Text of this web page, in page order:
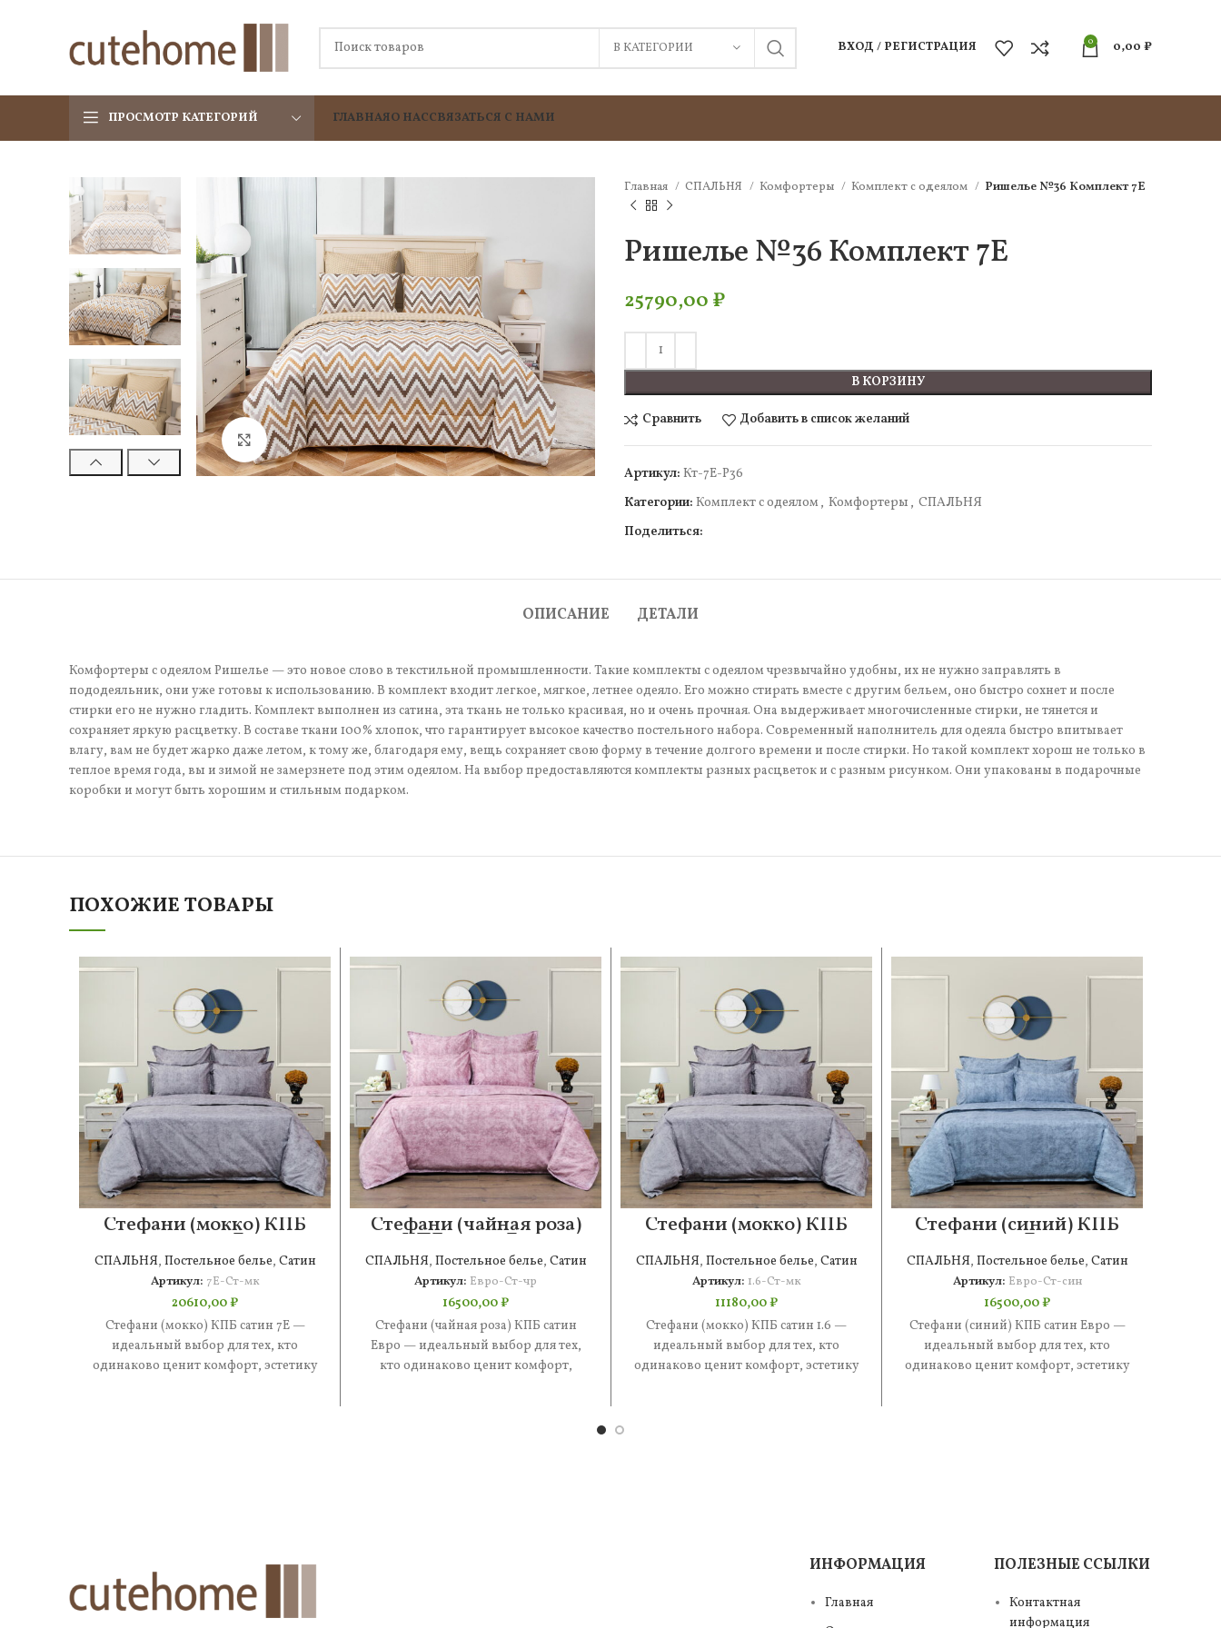
В КАТЕГОРИИ ВХОД / РЕГИСТРАЦИЯ 0 0,00 ₽
ПРОСМОТР КАТЕГОРИЙ ГЛАВНАЯО НАССВЯЗАТЬСЯ С НАМИ
Нажмите, чтобы увеличить
Главная СПАЛЬНЯ Комфортеры Комплект c одеялом Ришелье №36 Комплект 7Е
Ришелье №36 Комплект 7Е
25790,00₽
В КОРЗИНУ
Сравнить Добавить в список желаний
Артикул: Кт-7Е-Р36
Категории: Комплект c одеялом , Комфортеры , СПАЛЬНЯ
Поделиться:
ОПИСАНИЕ ДЕТАЛИ
Комфортеры с одеялом Ришелье — это новое слово в текстильной промышленности. Такие комплекты с одеялом чрезвычайно удобны, их не нужно заправлять в
пододеяльник, они уже готовы к использованию. В комплект входит легкое, мягкое, летнее одеяло. Его можно стирать вместе с другим бельем, оно быстро сохнет и после
стирки его не нужно гладить. Комплект выполнен из сатина, эта ткань не только красивая, но и очень прочная. Она выдерживает многочисленные стирки, не тянется и
сохраняет яркую расцветку. В составе ткани 100% хлопок, что гарантирует высокое качество постельного набора. Современный наполнитель для одеяла быстро впитывает
влагу, вам не будет жарко даже летом, к тому же, благодаря ему, вещь сохраняет свою форму в течение долгого времени и после стирки. Но такой комплект хорош не только в
теплое время года, вы и зимой не замерзнете под этим одеялом. На выбор предоставляются комплекты разных расцветок и с разным рисунком. Они упакованы в подарочные
коробки и могут быть хорошим и стильным подарком.
ПОХОЖИЕ ТОВАРЫ
Стефани (мокко) КПБ
сатин 7Е
СПАЛЬНЯ, Постельное белье, Сатин
Артикул: 7Е-Ст-мк
20610,00₽
Стефани (мокко) КПБ сатин 7Е —
идеальный выбор для тех, кто
одинаково ценит комфорт, эстетику
Стефани (чайная роза)
КПБ сатин Евро
СПАЛЬНЯ, Постельное белье, Сатин
Артикул: Евро-Ст-чр
16500,00₽
Стефани (чайная роза) КПБ сатин
Евро — идеальный выбор для тех,
кто одинаково ценит комфорт,
Стефани (мокко) КПБ
сатин 1.6
СПАЛЬНЯ, Постельное белье, Сатин
Артикул: 1.6-Ст-мк
11180,00₽
Стефани (мокко) КПБ сатин 1.6 —
идеальный выбор для тех, кто
одинаково ценит комфорт, эстетику
Стефани (синий) КПБ
сатин Евро
СПАЛЬНЯ, Постельное белье, Сатин
Артикул: Евро-Ст-син
16500,00₽
Стефани (синий) КПБ сатин Евро —
идеальный выбор для тех, кто
одинаково ценит комфорт, эстетику
ИНФОРМАЦИЯ
Главная
ПОЛЕЗНЫЕ ССЫЛКИ
Контактная
информация